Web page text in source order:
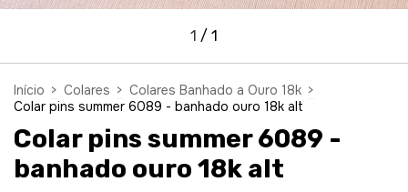
1 / 1
Início > Colares > Colares Banhado a Ouro 18k >
Colar pins summer 6089 - banhado ouro 18k alt
Colar pins summer 6089 -
banhado ouro 18k alt